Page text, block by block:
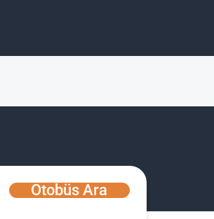
Otobüs Ara